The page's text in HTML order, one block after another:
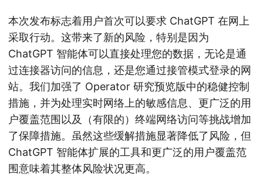
本次发布标志着用户首次可以要求 ChatGPT 在网上
采取行动。这带来了新的风险，特别是因为
ChatGPT 智能体可以直接处理您的数据，无论是通
过连接器访问的信息，还是您通过接管模式登录的网
站。我们加强了 Operator 研究预览版中的稳健控制
措施，并为处理实时网络上的敏感信息、更广泛的用
户覆盖范围以及（有限的）终端网络访问等挑战增加
了保障措施。虽然这些缓解措施显著降低了风险，但
ChatGPT 智能体扩展的工具和更广泛的用户覆盖范
围意味着其整体风险状况更高。